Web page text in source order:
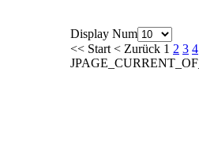
Display Num
<< Start < Zurück 1 2 3 4